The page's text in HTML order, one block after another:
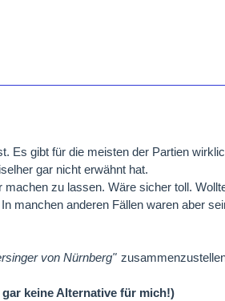
Es gibt für die meisten der Partien
gar nicht erwähnt hat.
zu lassen. Wäre sicher toll.
manchen anderen Fällen waren aber
von Nürnberg"
keine Alternative für mich!)